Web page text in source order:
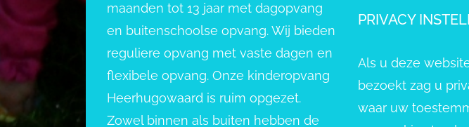
maanden tot 13 jaar met dagopvang
en buitenschoolse opvang. Wij bieden
reguliere opvang met vaste dagen en
flexibele opvang. Onze kinderopvang
Heerhugowaard is ruim opgezet.
Zowel binnen als buiten hebben de
PRIVACY
Als u deze
bezoekt zag u
waar uw